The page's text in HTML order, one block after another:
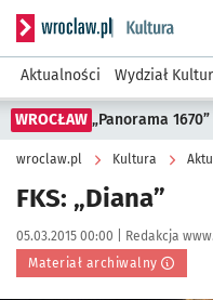
Serwis informacyjny
Aktualności Wydział
WROCŁAW „Panorama
wroclaw.pl Kultura
FKS: „Diana”
Data publikacji:
05.03.2015 00:00 | Autor:
Redakcja
Materiał archiwalny